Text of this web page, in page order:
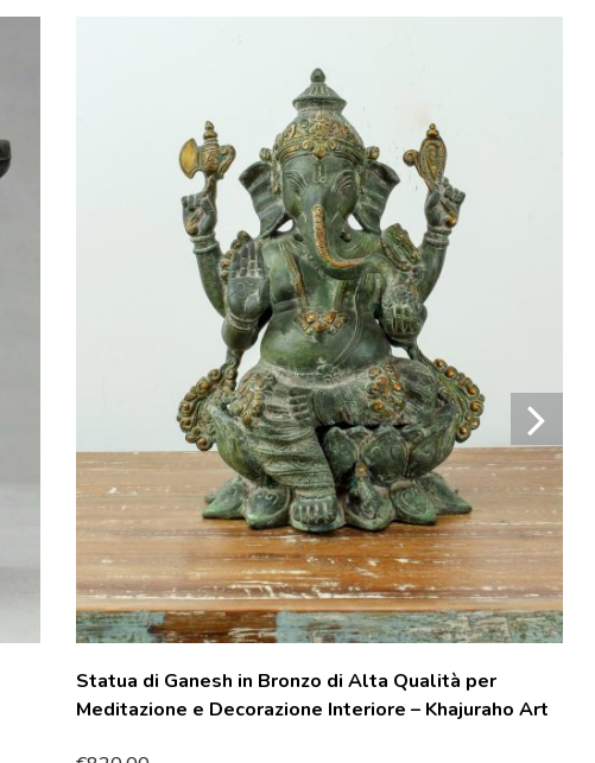
Statua di Ganesh in Bronzo di Alta Qualità per
Meditazione e Decorazione Interiore – Khajuraho Art